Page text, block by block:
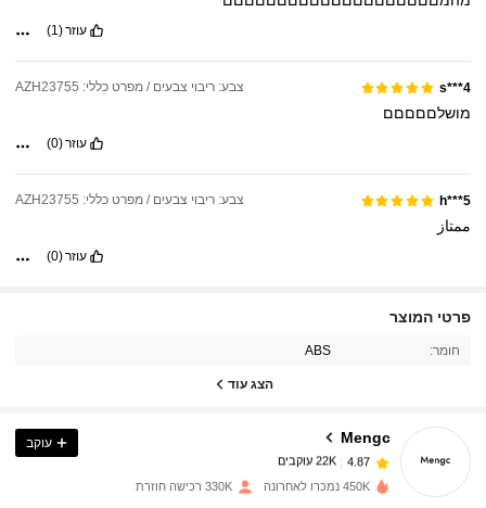
עוזר(1)
s***4 צבע: ריבוי צבעים / מפרט כללי: AZH23755
מושלםםםםם
עוזר(0)
h***5 צבע: ריבוי צבעים / מפרט כללי: AZH23755
ممتاز
עוזר(0)
פרטי המוצר
חומר: ABS
הצג עוד
Mengc
4.87
22K עוקבים
לפני יום אחד
עוקב
450K נמכרו לאחרונה 330K רכישה חוזרת